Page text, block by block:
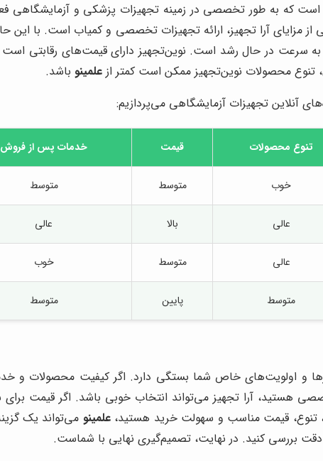
است که به طور تخصصی در زمینه تجهیزات پزشکی و آزمایشگاهی
مزایای آرا تجهیز، ارائه تجهیزات تخصصی و کمیاب است. با این
سرعت در حال رشد است. نوین‌تجهیز دارای قیمت‌های رقابتی
تنوع محصولات نوین‌تجهیز ممکن است کمتر از علمینوباشد.
آنلاین تجهیزات آزمایشگاهی می‌پردازیم:
تنوع محصولات قیمت خدمات پس از فروش
خوب متوسط متوسط
عالی بالا عالی
عالی متوسط خوب
متوسط پایین متوسط
و اولویت‌های خاص شما بستگی دارد. اگر کیفیت محصولات و
هستید، آرا تجهیز می‌تواند انتخاب خوبی باشد. اگر قیمت
تنوع، قیمت مناسب و سهولت خرید هستید،علمینو می‌تواند یک
بررسی کنید. در نهایت، تصمیم‌گیری نهایی با شماست.